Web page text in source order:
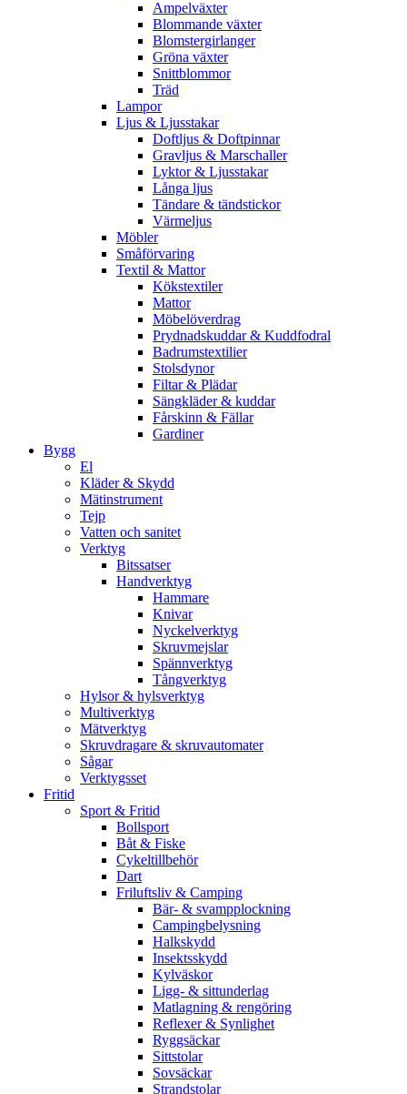
Ampelväxter
Blommande växter
Blomstergirlanger
Gröna växter
Snittblommor
Träd
Lampor
Ljus & Ljusstakar
Doftljus & Doftpinnar
Gravljus & Marschaller
Lyktor & Ljusstakar
Långa ljus
Tändare & tändstickor
Värmeljus
Möbler
Småförvaring
Textil & Mattor
Kökstextiler
Mattor
Möbelöverdrag
Prydnadskuddar & Kuddfodral
Badrumstextilier
Stolsdynor
Filtar & Plädar
Sängkläder & kuddar
Fårskinn & Fällar
Gardiner
Bygg
El
Kläder & Skydd
Mätinstrument
Tejp
Vatten och sanitet
Verktyg
Bitssatser
Handverktyg
Hammare
Knivar
Nyckelverktyg
Skruvmejslar
Spännverktyg
Tångverktyg
Hylsor & hylsverktyg
Multiverktyg
Mätverktyg
Skruvdragare & skruvautomater
Sågar
Verktygsset
Fritid
Sport & Fritid
Bollsport
Båt & Fiske
Cykeltillbehör
Dart
Friluftsliv & Camping
Bär- & svampplockning
Campingbelysning
Halkskydd
Insektsskydd
Kylväskor
Ligg- & sittunderlag
Matlagning & rengöring
Reflexer & Synlighet
Ryggsäckar
Sittstolar
Sovsäckar
Strandstolar